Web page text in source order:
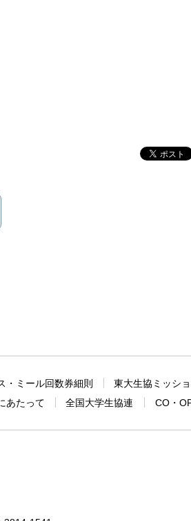
・ミール回数券細則
東大生協ミッシ
あたって 全国大学生協連 CO・